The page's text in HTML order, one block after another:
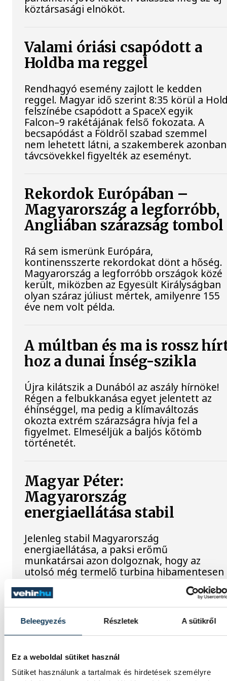
Beleegyezés Részletek A sütikről
Ez a weboldal sütiket használ
Sütiket használunk a tartalmak és hirdetések személyre
köztársasági elnököt.
Valami óriási csapódott a
Holdba ma reggel
Rendhagyó esemény zajlott le kedden
reggel. Magyar idő szerint 8:35 körül a
felszínébe csapódott a SpaceX egyik
Falcon–9 rakétájának felső fokozata. A
becsapódást a Földről szabad szemmel
nem lehetett látni, a szakemberek azonban
távcsövekkel figyelték az eseményt.
Rekordok Európában –
Magyarország a legforróbb,
Angliában szárazság tombol
Rá sem ismerünk Európára,
kontinensszerte rekordokat dönt a hőség.
Magyarország a legforróbb országok közé
került, miközben az Egyesült Királyságban
olyan száraz júliust mértek, amilyenre 155
éve nem volt példa.
A múltban és ma is rossz
hoz a dunai Ínség-szikla
Újra kilátszik a Dunából az aszály hírnöke!
Régen a felbukkanása egyet jelentett az
éhínséggel, ma pedig a klímaváltozás
okozta extrém szárazságra hívja fel a
figyelmet. Elmeséljük a baljós kőtömb
történetét.
Magyar Péter:
Magyarország
energiaellátása stabil
Jelenleg stabil Magyarország
energiaellátása, a paksi erőmű
munkatársai azon dolgoznak, hogy az
utolsó még termelő turbina hibamentesen
működjön - közölte a miniszterelnök a
paksi erőműnél tett keddi látogatása
során.
tudomány világát a
veszprémi gyerekek